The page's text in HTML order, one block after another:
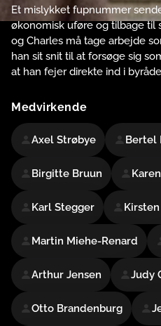
Et mislykket fupnummer
økonomisk uføre og tilbage til
og Charles må tage arbejde
han sit snit til at forsøge sig
at han fejer direkte ind i
Medvirkende
Axel Strøbye Bertel
Birgitte Bruun
Karl Stegger
Martin Miehe-Renard
Arthur Jensen Judy
Otto Brandenburg